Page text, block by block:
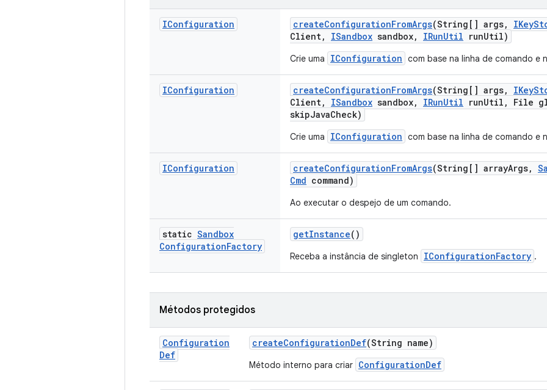
IConfiguration createConfigurationFromArgs(String[] args, IKey
Client, ISandbox sandbox, IRunUtil runUtil)
Crie uma IConfiguration com base na linha de comando e
IConfiguration createConfigurationFromArgs(String[] args, IKey
Client, ISandbox sandbox, IRunUtil runUtil , File
skipJavaCheck)
Crie uma IConfiguration com base na linha de comando e
IConfiguration createConfigurationFromArgs(String[] arrayArgs,
Cmd command)
Ao executar o despejo de um comando.
static Sandbox
ConfigurationFactory
getInstance()
Receba a instância de singleton IConfigurationFactory .
Métodos protegidos
Configuration
Def
createConfigurationDef(String name)
Método interno para criar ConfigurationDef